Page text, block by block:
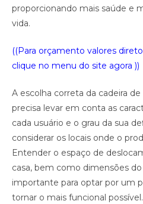
proporcionando mais saúde e
vida.
((Para orçamento valores
clique no menu do site agora ))
A escolha correta da cadeira
precisa levar em conta as
cada usuário e o grau da sua
considerar os locais onde o
Entender o espaço de
casa, bem como dimensões
importante para optar por um
tornar o mais funcional possível.